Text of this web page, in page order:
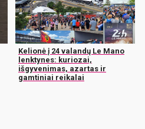
Kelionė į 24 valandų Le Mano
lenktynes: kuriozai,
išgyvenimas, azartas ir
gamtiniai reikalai